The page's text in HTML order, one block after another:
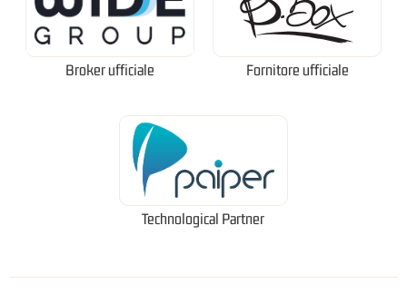
Broker ufficiale Fornitore ufficiale
Technological Partner